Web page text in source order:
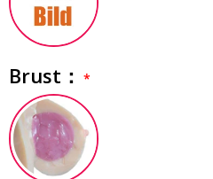
Brust：